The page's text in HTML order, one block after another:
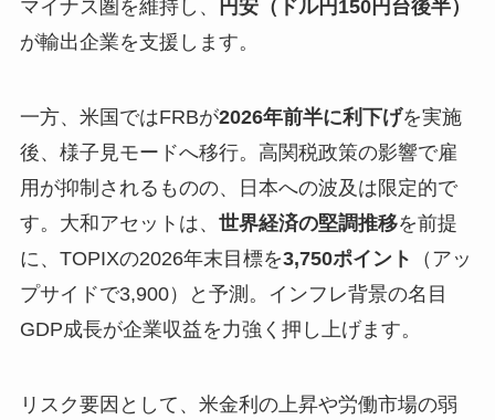
マイナス圏を維持し、
円安（ドル円150円台後半）
が輸出企業を支援します。
一方、米国ではFRBが2026年前半に利下げを実施
後、様子見モードへ移行。高関税政策の影響で雇
用が抑制されるものの、日本への波及は限定的で
す。大和アセットは、 世界経済の堅調推移を前提
に、TOPIXの2026年末目標を3,750ポイント
（アッ
プサイドで3,900）と予測。インフレ背景の名目
GDP成長が企業収益を力強く押し上げます。
リスク要因として、米金利の上昇や労働市場の弱